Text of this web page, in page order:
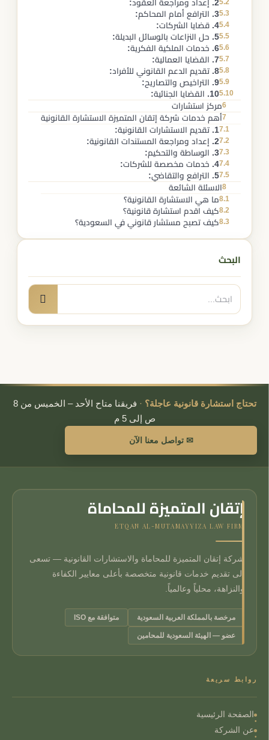
5.22. إعداد ومراجعة العقود:
5.33. الترافع أمام المحاكم:
5.44. قضايا الشركات:
5.55. حل النزاعات بالوسائل البديلة:
5.66. خدمات الملكية الفكرية:
5.77. القضايا العمالية:
5.88. تقديم الدعم القانوني للأفراد:
5.99. التراخيص والتصاريح:
5.1010. القضايا الجنائية:
6مركز استشارات
7أهم خدمات شركة إتقان المتميزة الاستشارة القانونية
7.11. تقديم الاستشارات القانونية:
7.22. إعداد ومراجعة المستندات القانونية:
7.33. الوساطة والتحكيم:
7.44. خدمات مخصصة للشركات:
7.55. الترافع والتقاضي:
8الاسئلة الشائعة
8.1ما هي الاستشارة القانونية؟
8.2كيف اقدم استشارة قانونية؟
8.3كيف تصبح مستشار قانوني في السعودية؟
البحث
البحث
عن:
بحث
تحتاج استشارة قانونية عاجلة؟ ·
فريقنا متاح الأحد – الخميس من 8
ص إلى 5 م
✉ تواصل معنا الآن
إتقان المتميزة للمحاماة
ETQAN AL-MUTAMAYYIZA LAW FIRM
شركة إتقان المتميزة للمحاماة والاستشارات القانونية — تسعى
إلى تقديم خدمات قانونية متخصصة بأعلى معايير الكفاءة
والنزاهة، محلياً وعالمياً.
مرخصة بالمملكة العربية السعودية متوافقة مع ISO
عضو — الهيئة السعودية للمحامين
روابط سريعة
الصفحة الرئيسية
عن الشركة